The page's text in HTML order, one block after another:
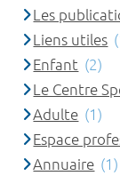
Les
Liens utiles
Enfant (2)
Le Centre
Adulte (1)
Espace
Annuaire (1)